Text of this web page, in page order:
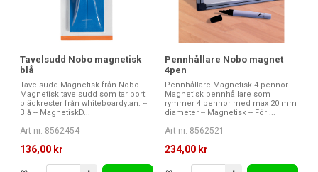
Tavelsudd Nobo magnetisk
blå
Tavelsudd Magnetisk från Nobo.
Magnetisk tavelsudd som tar bort
bläckrester från whiteboardytan. --
Blå -- MagnetiskD...
Art nr. 8562454
136,00 kr
Pennhållare Nobo magnet
4pen
Pennhållare Magnetisk 4 pennor.
Magnetisk pennhållare som
rymmer 4 pennor med max 20 mm
diameter -- Magnetisk -- För ...
Art nr. 8562521
234,00 kr